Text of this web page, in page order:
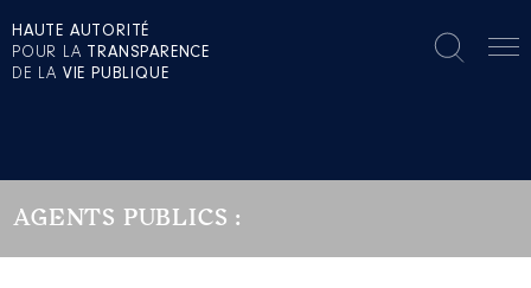
HAUTE AUTORITÉ
POUR LA TRANSPARENCE
DE LA VIE PUBLIQUE
AGENTS PUBLICS :